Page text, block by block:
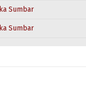
Sumbar
Sumbar